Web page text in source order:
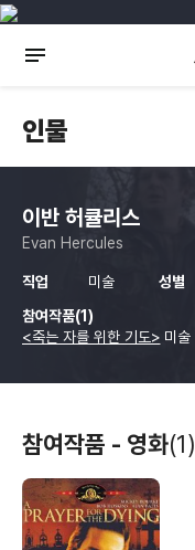
인물
이반 허큘리스
Evan Hercules
직업 미술 성별
참여작품(1)
<죽는 자를 위한 기도> 미술
참여작품 - 영화(1)